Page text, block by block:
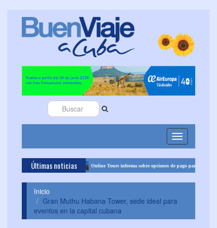
Toggle
navigation
Últimas noticiasOnline Tours informa sobre opciones de pago para volar a Cuba
Inicio
Gran Muthu Habana Tower, sede ideal para
eventos en la capital cubana